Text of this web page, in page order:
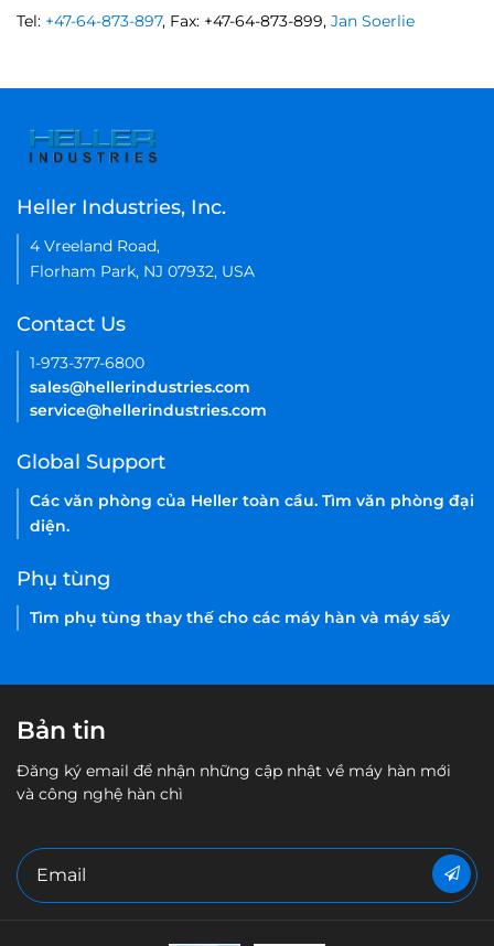
Tel: +47-64-873-897, Fax: +47-64-873-899, Jan Soerlie
Heller Industries, Inc.
4 Vreeland Road,
Florham Park, NJ 07932, USA
Contact Us
1-973-377-6800
sales@hellerindustries.com
service@hellerindustries.com
Global Support
Các văn phòng của Heller toàn cầu. Tìm văn phòng đại
diện.
Phụ tùng
Tìm phụ tùng thay thế cho các máy hàn và máy sấy
Bản tin
Đăng ký email để nhận những cập nhật về máy hàn mới
và công nghệ hàn chì